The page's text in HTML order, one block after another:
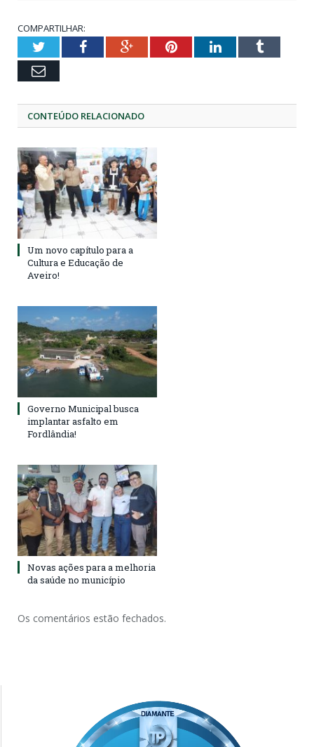
COMPARTILHAR:
TwitterFacebookGoogle+PinterestLinkedInTumblr
Email
CONTEÚDO RELACIONADO
Um novo capítulo para a
Cultura e Educação de
Aveiro!
Governo Municipal busca
implantar asfalto em
Fordlândia!
Novas ações para a melhoria
da saúde no município
Os comentários estão fechados.